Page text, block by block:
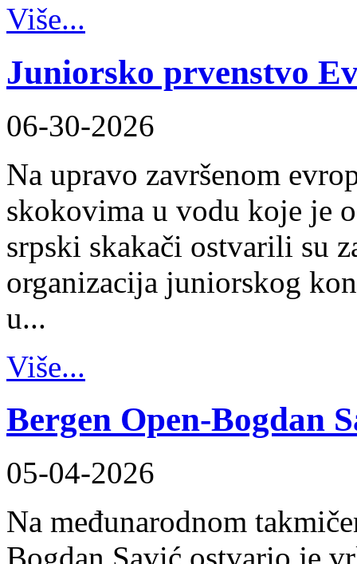
Više...
Juniorsko prvenstvo
06-30-2026
Na upravo završenom
skokovima u vodu koje je
srpski skakači ostvarili su
organizacija juniorskog
u...
Više...
Bergen Open-Bogdan
05-04-2026
Na međunarodnom